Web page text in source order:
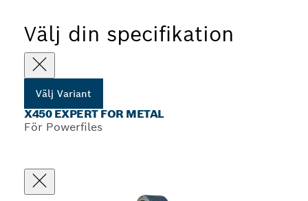
Välj din specifikation
Välj Variant
X450 EXPERT FOR METAL
För Powerfiles